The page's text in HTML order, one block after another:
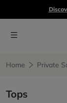
Home Private
Tops